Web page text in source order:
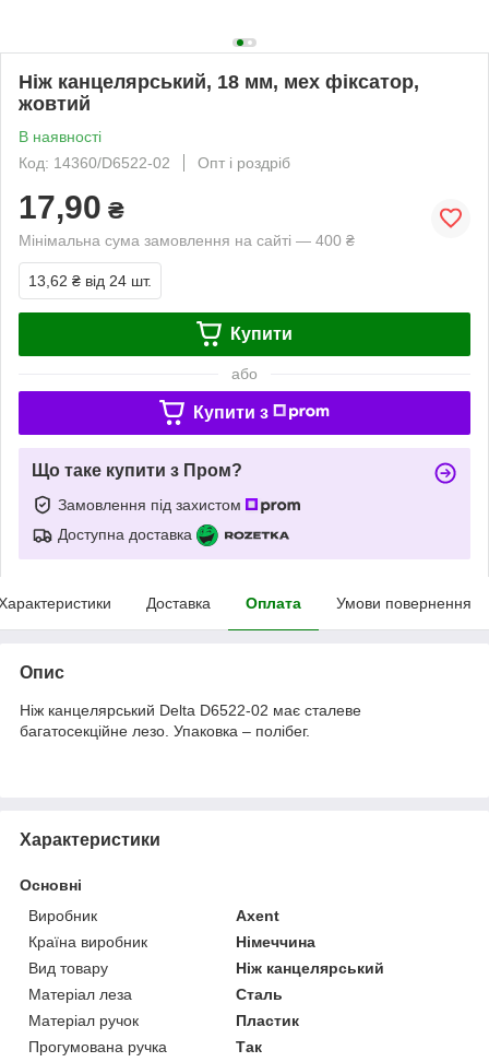
Ніж канцелярський, 18 мм, мех фіксатор,
жовтий
В наявності
Код: 14360/D6522-02
Опт і роздріб
17,90 ₴
Мінімальна сума замовлення на сайті — 400 ₴
13,62 ₴ від 24 шт.
Купити
або
Купити з
Що таке купити з Пром?
Замовлення під захистом
Доступна доставка
Доставка Оплата Умови повернення
Опис
Ніж канцелярський Delta D6522-02 має сталеве
багатосекційне лезо. Упаковка – полібег.
Характеристики
Основні
Виробник
Axent
Країна виробник
Німеччина
Вид товару
Ніж канцелярський
Матеріал леза
Сталь
Матеріал ручок
Пластик
Прогумована ручка
Так